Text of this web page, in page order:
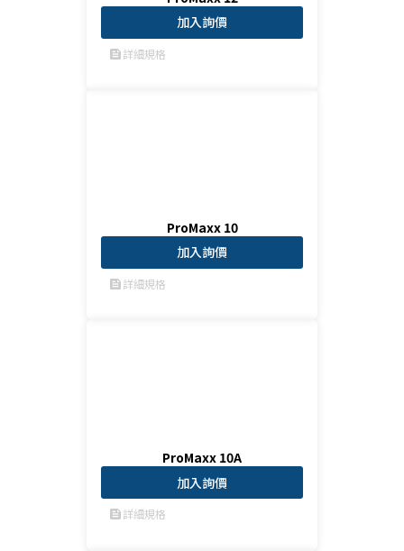
加入詢價
feed詳細規格
ProMaxx 10
加入詢價
feed詳細規格
ProMaxx 10A
加入詢價
feed詳細規格